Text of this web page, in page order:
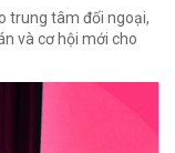
trung tâm đối ngoại,
và cơ hội mới cho